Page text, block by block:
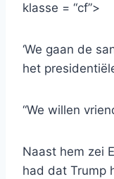
klasse = “cf”>
‘We gaan de
het
“We willen
Naast hem zei
had dat Trump